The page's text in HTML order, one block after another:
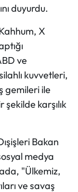
duyurdu.
X
ve
kuvvetleri,
gemileri ile
karşılık
Bakan
medya
"Ülkemiz,
ve savaş